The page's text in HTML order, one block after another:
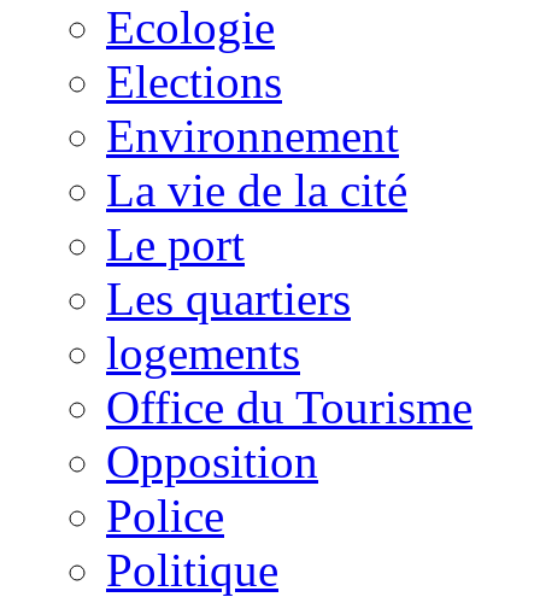
Ecologie
Elections
Environnement
La vie de la cité
Le port
Les quartiers
logements
Office du Tourisme
Opposition
Police
Politique